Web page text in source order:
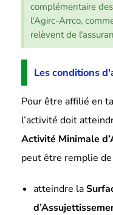
complémentaire
l'Agirc-Arrco,
relèvent de
Les conditions
Pour être affilié en
l’activité doit
Activité Minimale
peut être remplie
atteindre la